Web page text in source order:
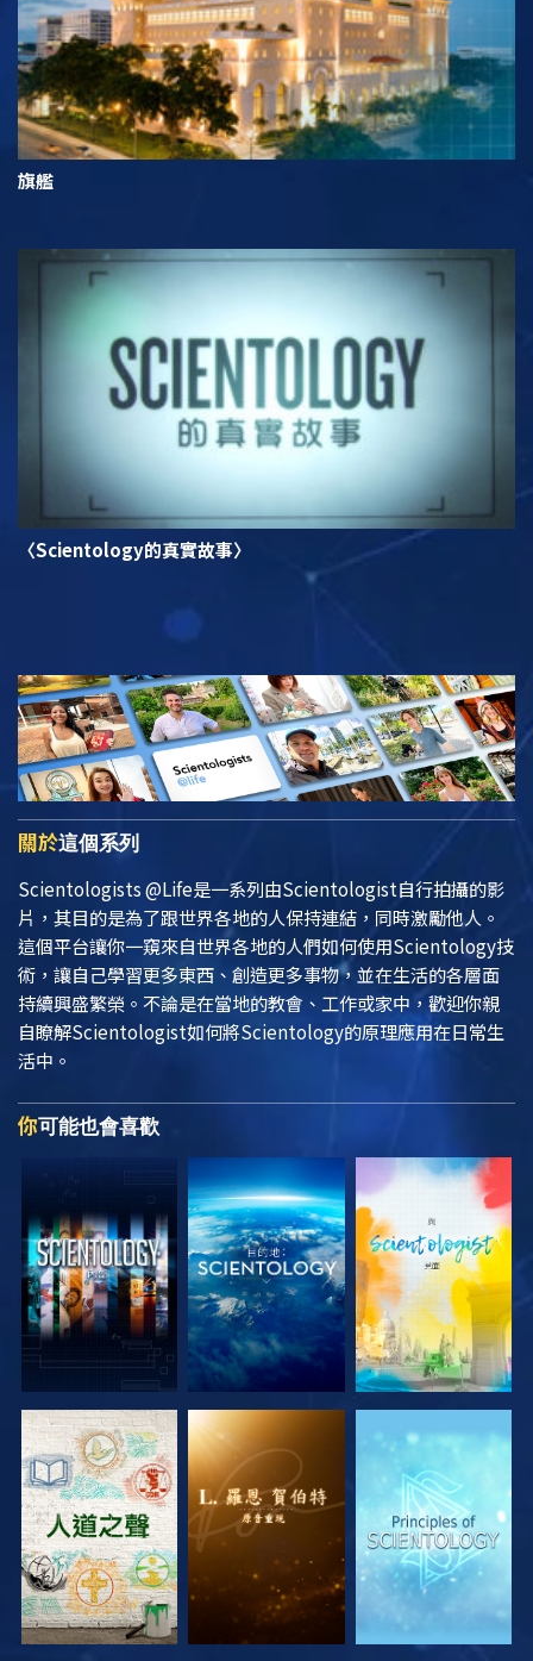
旗艦
〈Scientology的真實故事〉
關於這個系列
Scientologists @Life是一系列由Scientologist自行拍攝的影
片，其目的是為了跟世界各地的人保持連結，同時激勵他人。
這個平台讓你一窺來自世界各地的人們如何使用Scientology技
術，讓自己學習更多東西、創造更多事物，並在生活的各層面
持續興盛繁榮。不論是在當地的教會、工作或家中，歡迎你親
自瞭解Scientologist如何將Scientology的原理應用在日常生
活中。
你可能也會喜歡
探索系列節目 探索系列節目 探索系列節目